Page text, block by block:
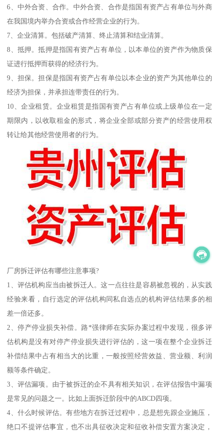
6、中外合资、合作。中外合资、合作是指国有资产占有单位与外商
在我国境内举办合资或合作经营企业的行为。
7、企业清算。包括破产清算、终止清算和结业清算。
8、抵押。抵押是指国有资产占有单位，以本单位的资产作为物质保
证进行抵押而获得的经济行为。
9、担保。担保是指国有资产占有单位以本企业的资产为其他单位的
经济为担保，并承担连带责任的行为。
10、企业租赁。企业租赁是指国有资产占有单位或上级单位在一定
期限内，以收取租金的形式，将企业全部或部分资产的经营使用权
转让给其他经营使用者的行为。
厂房拆迁评估有哪些注意事项?
1、评估机构应当由被拆迁人。这一点往往是容易被忽视的，从实践
经验来看，自行选定的评估机构同私自选点的机构评估结果多的相
差一倍还多。
2、停产停业损失补偿。路*强律师在实际办案过程中发现，很多评
估机构是没有对停产停业损失进行评估的，这一项在整个企业拆迁
补偿结果中占有相当大的比重，一般按照经营效益、营业额、利润
额等条件确定。
3、评估漏项。由于被拆迁的企不具有相关知识，在评估报告中漏项
是常见的问题之一。比如上面拆迁阶段中的ABCD四项。
4、什么时候评估。有些地方在拆迁过程中，总是想先跟企业施压，
绝口不提评估事宜，也不出具征收决定和征收补偿安置方案决定，